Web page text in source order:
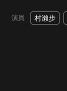
演員 村瀨步